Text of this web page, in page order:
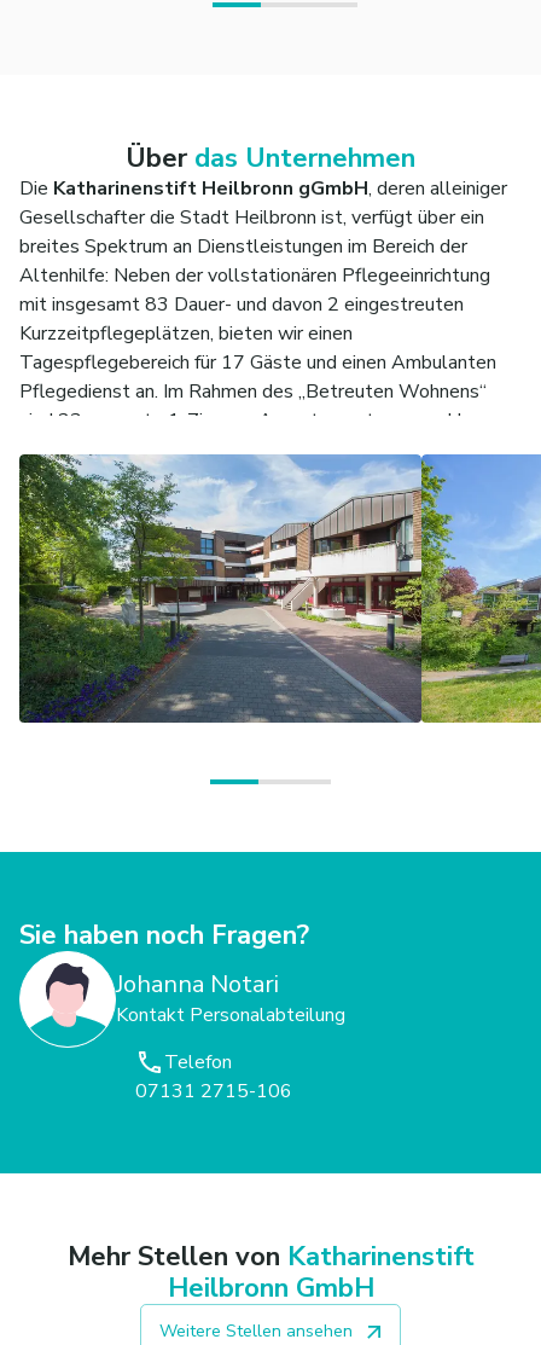
Über das Unternehmen
Die Katharinenstift Heilbronn gGmbH, deren alleiniger
Gesellschafter die Stadt Heilbronn ist, verfügt über ein
breites Spektrum an Dienstleistungen im Bereich der
Altenhilfe: Neben der vollstationären Pflegeeinrichtung
mit insgesamt 83 Dauer- und davon 2 eingestreuten
Kurzzeitpflegeplätzen, bieten wir einen
Tagespflegebereich für 17 Gäste und einen Ambulanten
Pflegedienst an. Im Rahmen des „Betreuten Wohnens“
sind 23 separate 1-Zimmer-Appartements angeschlossen.
Sie haben noch Fragen?
Johanna Notari
Kontakt Personalabteilung
Telefon
07131 2715-106
Mehr Stellen von Katharinenstift
Heilbronn GmbH
Weitere Stellen ansehen